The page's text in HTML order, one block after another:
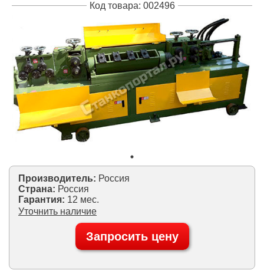
Код товара: 002496
Производитель: Россия
Страна: Россия
Гарантия: 12 мес.
Уточнить наличие
Запросить цену